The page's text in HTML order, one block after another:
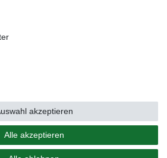
2026 | Alle Rechte vorbehalten.
Alle akzeptieren
akzeptieren